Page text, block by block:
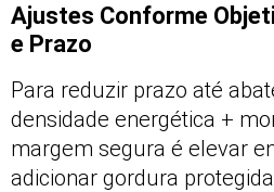
Ajustes Conforme
e Prazo
Para reduzir prazo até
densidade energética +
margem segura é elevar
adicionar gordura